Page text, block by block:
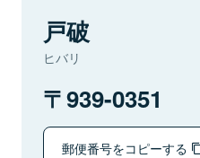
戸破
ヒバリ
939-0351
郵便番号をコピーする